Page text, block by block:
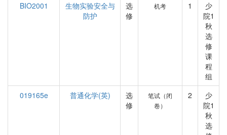
BIO2001
生物实验安全与
防护
选
修
机考 1
少
院1
秋
选
修
课
程
组
019165e
普通化学(英)
选
修
笔试（闭
卷）
2
少
院1
秋
选